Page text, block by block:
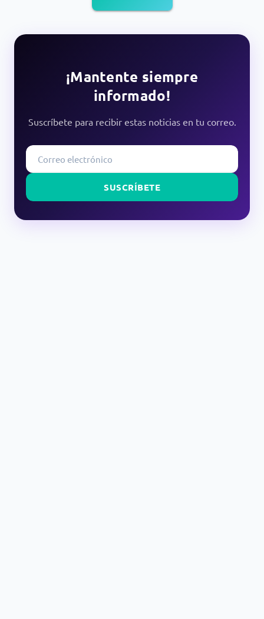
¡Mantente siempre
informado!
Suscríbete para recibir estas noticias en tu correo.
SUSCRÍBETE